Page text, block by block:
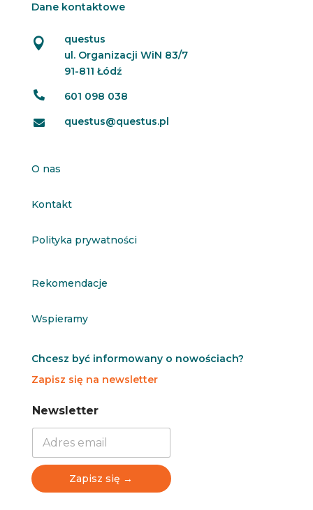
Dane kontaktowe

questus
ul. Organizacji WiN 83/7
91-811 Łódź
 601 098 038
 questus@questus.pl
O nas
Kontakt
Polityka prywatności
Rekomendacje
Wspieramy
Chcesz być informowany o nowościach?
Zapisz się na newsletter
N
e
t
N
e
t
Newsletter
Zapisz się →